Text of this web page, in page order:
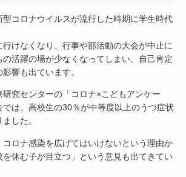
コロナウイルスが流行した時期に学生時代
行けなくなり、行事や部活動の大会が中止に
の活躍の場が少なくなってしまい、自己肯定
響も出ています。
究センターの「コロナ×こどもアンケー
では、高校生の30％が中等度以上のうつ症状
した。
コロナ感染を広げてはいけないという理由か
を休む子が目立つ」という意見も出てきてい